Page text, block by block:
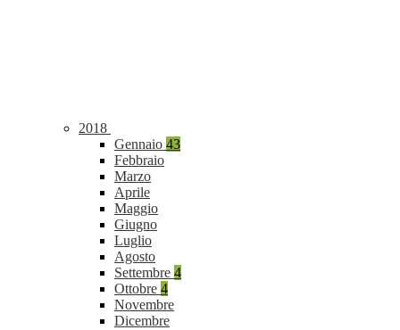
2018
Gennaio 43
Febbraio
Marzo
Aprile
Maggio
Giugno
Luglio
Agosto
Settembre 4
Ottobre 4
Novembre
Dicembre